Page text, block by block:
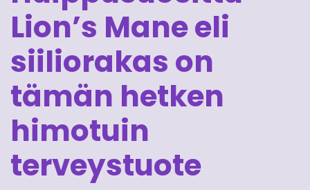
Lion’s Mane eli
siiliorakas on
tämän hetken
himotuin
terveystuote